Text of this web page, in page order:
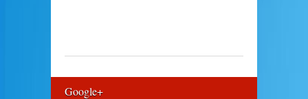
Google+